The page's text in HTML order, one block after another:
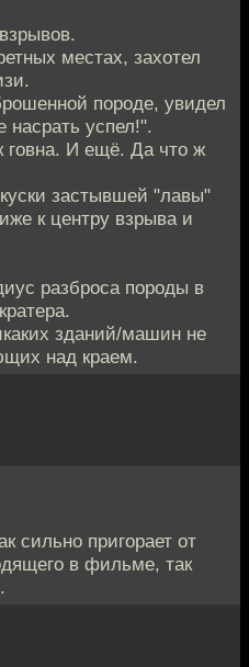
местах, захотел
породе, увидел
насрать успел!".
говна. И ещё. Да что ж
застывшей "лавы"
к центру взрыва и
разброса породы в
зданий/машин не
над краем.
сильно пригорает от
в фильме, так